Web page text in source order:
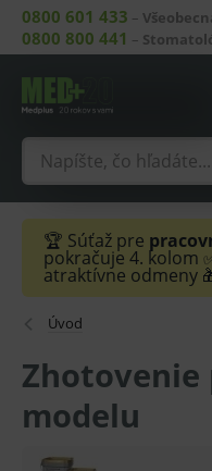
0800 601 433 –
0800 800 441 –
🏆 Súťaž pre
pokračuje 4. kolom
atraktívne odmeny
Úvod
Zhotovenie
modelu